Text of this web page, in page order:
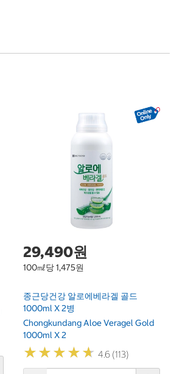
29,490원
100㎖당 1,475원
종근당건강 알로에베라겔 골드
1000ml X 2병
Chongkundang Aloe Veragel Gold
1000ml X 2
★★★★★
★★★★★ 4.6 (113)